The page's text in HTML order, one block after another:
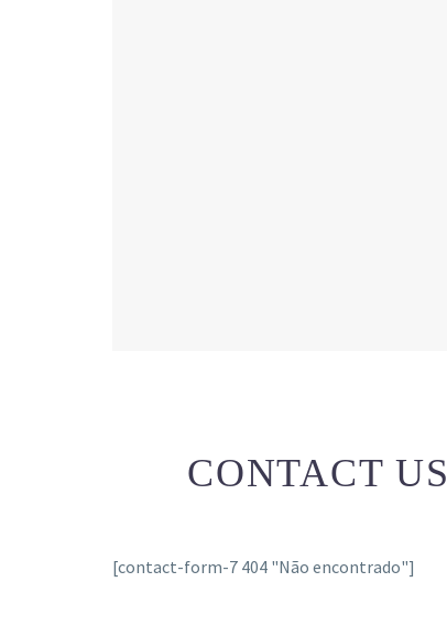
CONTACT US
[contact-form-7 404 "Não encontrado"]